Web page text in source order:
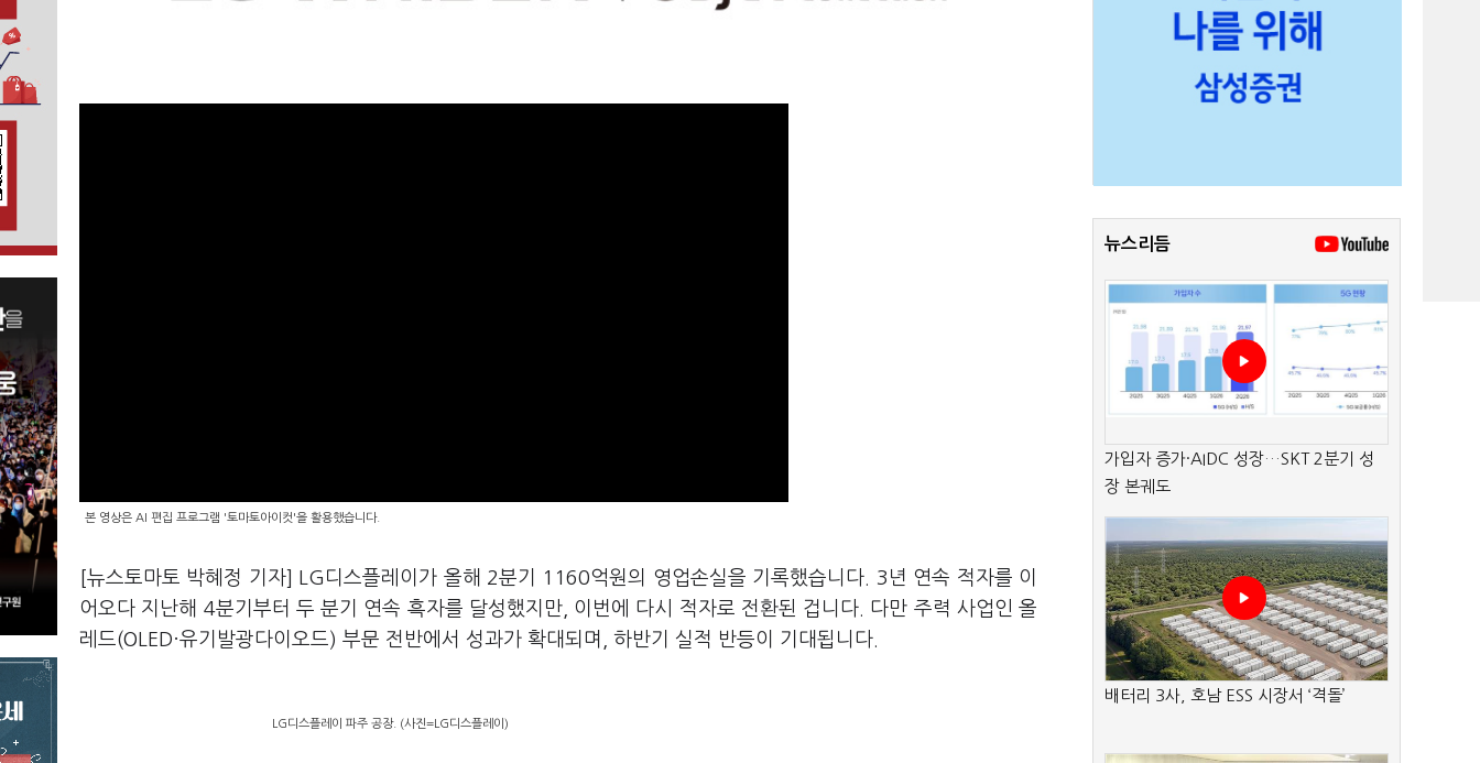
본 영상은 AI 편집 프로그램 '토마토아이컷'을 활용했습니다.
[뉴스토마토 박혜정 기자] LG디스플레이가 올해 2분기 1160억원의 영업손실을 기록했습니다. 3년 연속 적자를 이
어오다 지난해 4분기부터 두 분기 연속 흑자를 달성했지만, 이번에 다시 적자로 전환된 겁니다. 다만 주력 사업인 올
레드(OLED·유기발광다이오드) 부문 전반에서 성과가 확대되며, 하반기 실적 반등이 기대됩니다.
LG디스플레이 파주 공장. (사진=LG디스플레이)
뉴스리듬
가입자 증가·AIDC 성장…SKT 2분기 성
장 본궤도
배터리 3사, 호남 ESS 시장서 ‘격돌’